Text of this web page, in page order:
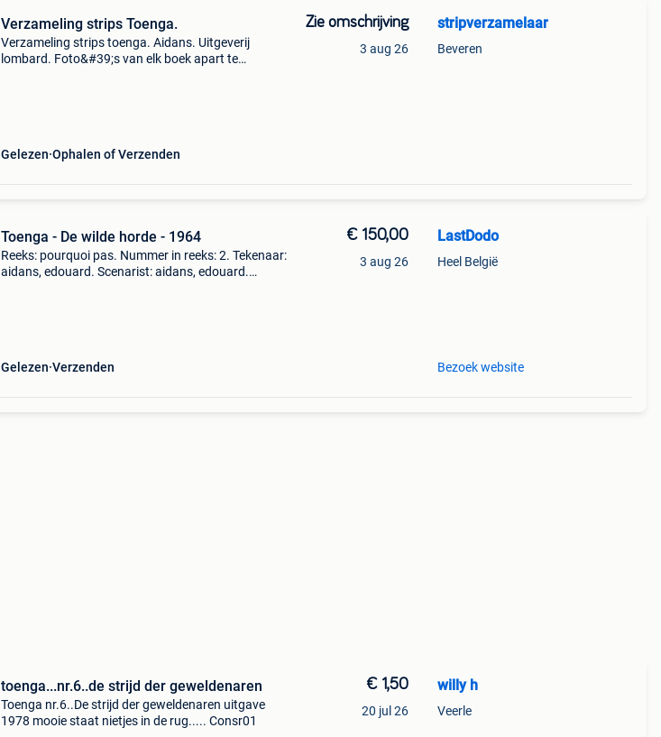
Verzameling strips Toenga.
Verzameling strips toenga. Aidans. Uitgeverij
lombard. Foto&#39;s van elk boek apart te
Gelezen Ophalen of Verzenden
Zie omschrijving
3 aug 26
stripverzamelaar
Beveren
Toenga - De wilde horde - 1964
Reeks: pourquoi pas. Nummer in reeks: 2. Tekenaar:
aidans, edouard. Scenarist: aidans, edouard.
Gelezen Verzenden
€ 150,00
3 aug 26
LastDodo
Heel België
Bezoek website
toenga...nr.6..de strijd der geweldenaren
Toenga nr.6..De strijd der geweldenaren uitgave
1978 mooie staat nietjes in de rug..... Consr01
€ 1,50
20 jul 26
willy h
Veerle